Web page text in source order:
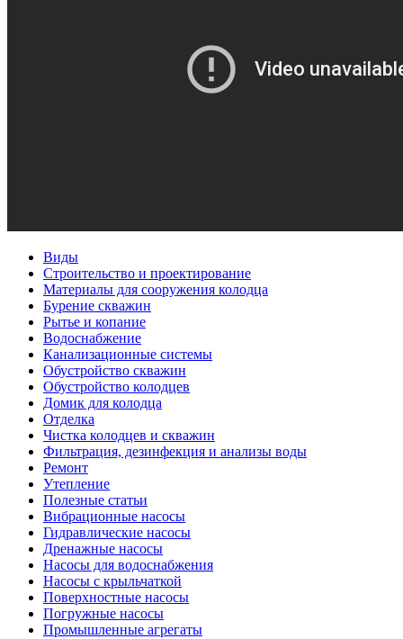
Виды
Строительство и проектирование
Материалы для сооружения колодца
Бурение скважин
Рытье и копание
Водоснабжение
Канализационные системы
Обустройство скважин
Обустройство колодцев
Домик для колодца
Отделка
Чистка колодцев и скважин
Фильтрация, дезинфекция и анализы воды
Ремонт
Утепление
Полезные статьи
Вибрационные насосы
Гидравлические насосы
Дренажные насосы
Насосы для водоснабжения
Насосы с крыльчаткой
Поверхностные насосы
Погружные насосы
Промышленные агрегаты